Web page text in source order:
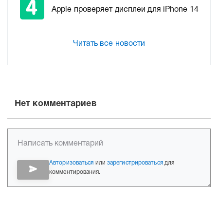
Apple проверяет дисплеи для iPhone 14
Читать все новости
Нет комментариев
Авторизоваться или зарегистрироватьсядля
комментирования.